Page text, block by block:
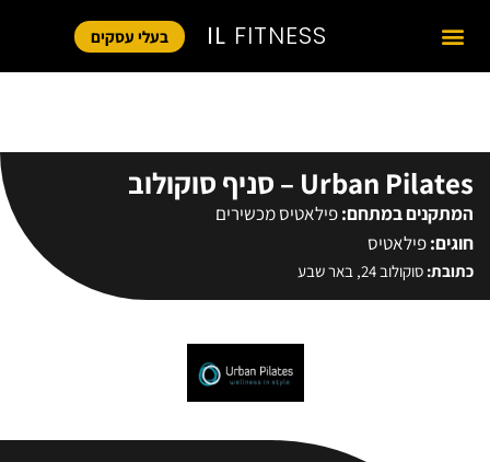
IL FITNESS בעלי עסקים
Urban Pilates – סניף סוקולוב
המתקנים במתחם:פילאטיס מכשירים
חוגים:פילאטיס
כתובת: סוקולוב 24, באר שבע